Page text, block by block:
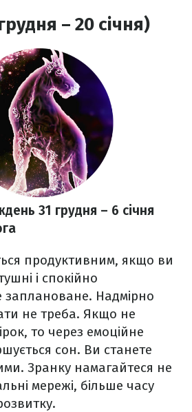
– 20 січня)
31 грудня – 6 січня
продуктивним, якщо ви
і спокійно
заплановане. Надмірно
не треба. Якщо не
то через емоційне
сон. Ви станете
Зранку намагайтеся не
мережі, більше часу